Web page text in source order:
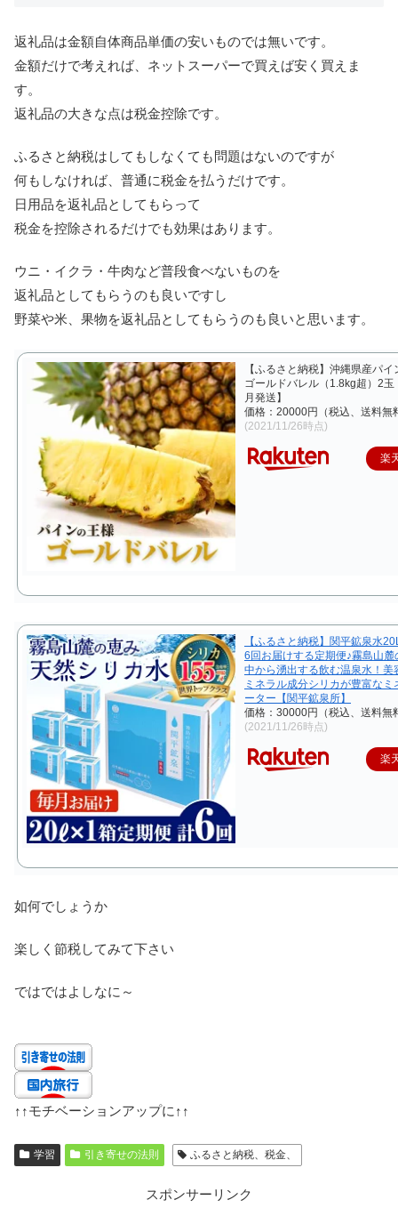
返礼品は金額自体商品単価の安いものでは無いです。
金額だけで考えれば、ネットスーパーで買えば安く買えま
す。
返礼品の大きな点は税金控除です。
ふるさと納税はしてもしなくても問題はないのですが
何もしなければ、普通に税金を払うだけです。
日用品を返礼品としてもらって
税金を控除されるだけでも効果はあります。
ウニ・イクラ・牛肉など普段食べないものを
返礼品としてもらうのも良いですし
野菜や米、果物を返礼品としてもらうのも良いと思います。
【ふるさと納税】沖縄県産パ
ゴールドバレル（1.8kg超）2
月発送】
価格：20000円（税込、送料無
(2021/11/26時点)
楽
【ふるさと納税】関平鉱泉水
6回お届けする定期便♪霧島山麓
中から湧出する飲む温泉水！美
ミネラル成分シリカが豊富なミ
ーター【関平鉱泉所】
価格：30000円（税込、送料無
(2021/11/26時点)
楽
如何でしょうか
楽しく節税してみて下さい
ではではよしなに～
↑↑モチベーションアップに ↑↑
学習 引き寄せの法則 ふるさと納税、税金、
スポンサーリンク